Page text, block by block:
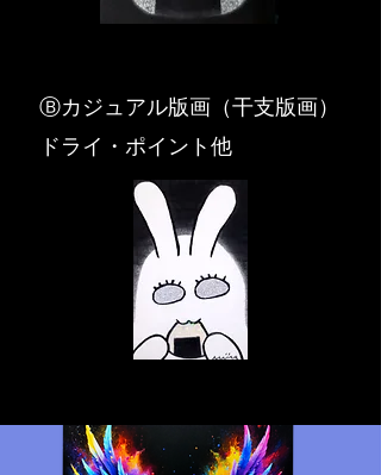
​Ⓑカジュアル版画（干支版画）
ドライ・ポイント他